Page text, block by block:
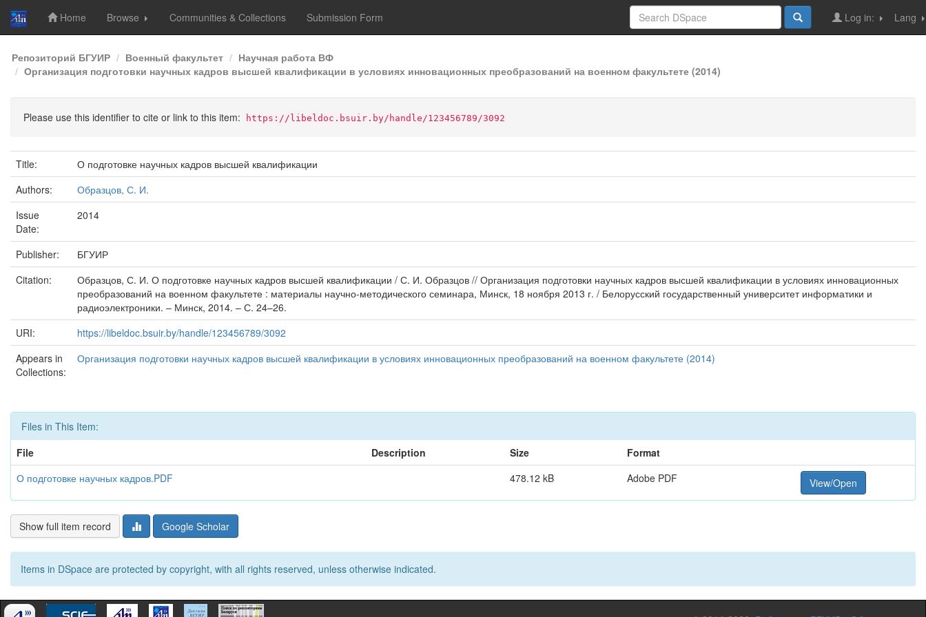
Skip
navigation
Home Browse Communities & Collections Submission Form Lang
Log in:
Репозиторий БГУИР Военный факультет
Научная работа ВФ
Организация подготовки научных кадров высшей квалификации в условиях инновационных преобразований на военном факультете (2014)
Please use this identifier to cite or link to this item: https://libeldoc.bsuir.by/handle/123456789/3092
Title:
О подготовке научных кадров высшей квалификации
Authors:
Образцов, С. И.
Issue
Date:
2014
Publisher:
БГУИР
Citation:
Образцов, С. И. О подготовке научных кадров высшей квалификации / С. И. Образцов // Организация подготовки научных кадров высшей квалификации в условиях инновационных
преобразований на военном факультете : материалы научно-методического семинара, Минск, 18 ноября 2013 г. / Белорусский государственный университет информатики и
радиоэлектроники. – Минск, 2014. – С. 24–26.
URI:
https://libeldoc.bsuir.by/handle/123456789/3092
Appears in
Collections:
Организация подготовки научных кадров высшей квалификации в условиях инновационных преобразований на военном факультете (2014)
Files in This Item:
File
Description Size
Format
О подготовке научных кадров.PDF
478.12 kB Adobe PDF View/Open
Show full item record Google Scholar
Items in DSpace are protected by copyright, with all rights reserved, unless otherwise indicated.